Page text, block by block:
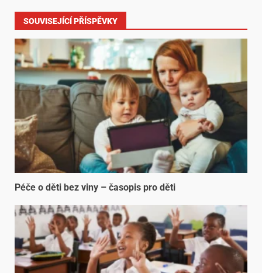
SOUVISEJÍCÍ PŘÍSPĚVKY
Péče o děti bez viny – časopis pro děti